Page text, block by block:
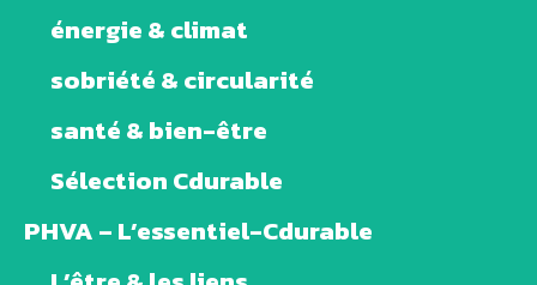
énergie & climat
sobriété & circularité
santé & bien-être
Sélection Cdurable
PHVA – L’essentiel-Cdurable